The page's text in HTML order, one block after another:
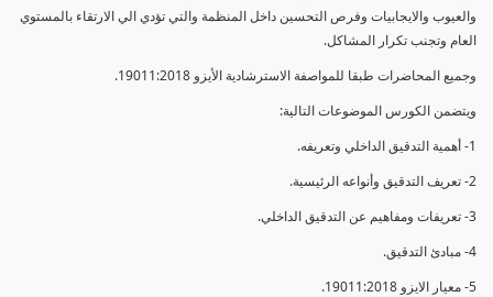
والعيوب والايجابيات وفرص التحسين داخل المنظمة والتي تؤدي الي الارتقاء بالمستوي
العام وتجنب تكرار المشاكل.
وجميع المحاضرات طبقا للمواصفة الاسترشادية الأيزو 19011:2018.
ويتضمن الكورس الموضوعات التالية:
1- أهمية التدقيق الداخلي وتعريفه.
2- تعريف التدقيق وأنواعه الرئيسية.
3- تعريفات ومفاهيم عن التدقيق الداخلي.
4- مبادئ التدقيق.
5- معيار الايزو 19011:2018.